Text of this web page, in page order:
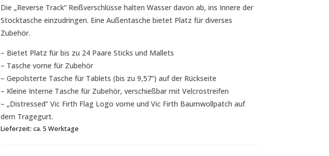
Die „Reverse Track“ Reißverschlüsse halten Wasser davon ab, ins Innere der
Stocktasche einzudringen. Eine Außentasche bietet Platz für diverses
Zubehör.
– Bietet Platz für bis zu 24 Paare Sticks und Mallets
– Tasche vorne für Zubehör
– Gepolsterte Tasche für Tablets (bis zu 9,57“) auf der Rückseite
– Kleine Interne Tasche für Zubehör, verschießbar mit Velcrostreifen
– „Distressed“ Vic Firth Flag Logo vorne und Vic Firth Baumwollpatch auf
dem Tragegurt.
Lieferzeit: ca. 5 Werktage